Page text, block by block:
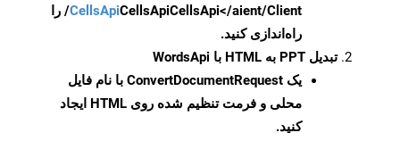
CellsApiCellsApi
CellsApi</aient/Client/ را
راه‌اندازی کنید.
تبدیل PPT به HTML با WordsApi
یک ConvertDocumentRequest با نام فایل
محلی و فرمت تنظیم شده روی HTML ایجاد
کنید.